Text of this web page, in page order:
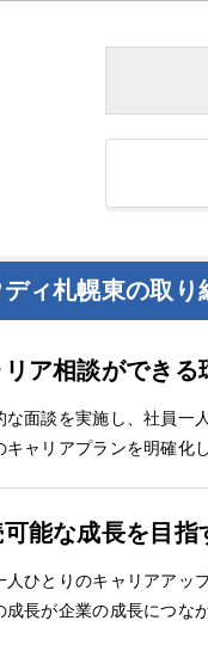
ディ札幌東の取り
リア相談ができる
な面談を実施し、社員一
キャリアプランを明確化
能な成長を目指
人ひとりのキャリアアッ
成長が企業の成長につな